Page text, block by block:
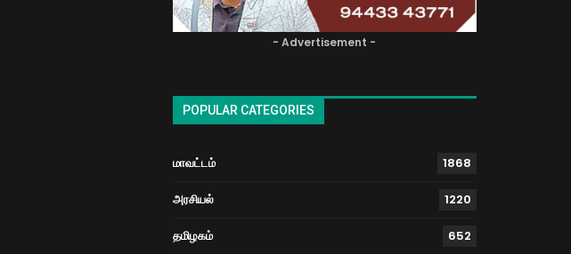
- Advertisement -
POPULAR CATEGORIES
மாவட்டம் 1868
அரசியல் 1220
தமிழகம் 652